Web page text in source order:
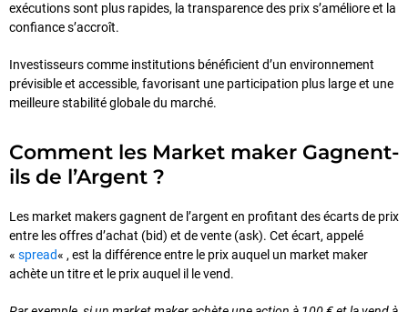
exécutions sont plus rapides, la transparence des prix s’améliore et la
confiance s’accroît.
Investisseurs comme institutions bénéficient d’un environnement
prévisible et accessible, favorisant une participation plus large et une
meilleure stabilité globale du marché.
Comment les Market maker Gagnent-
ils de l’Argent ?
Les market makers gagnent de l’argent en profitant des écarts de prix
entre les offres d’achat (bid) et de vente (ask). Cet écart, appelé
« spread« , est la différence entre le prix auquel un market maker
achète un titre et le prix auquel il le vend.